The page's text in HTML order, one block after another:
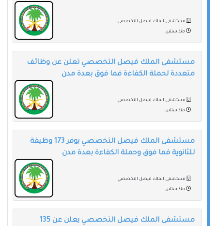
مستشفى الملك فيصل التخصصي
منذ سنتين
مستشفى الملك فيصل التخصصي تعلن عن وظائف
متعددة لحملة الكفاءة فما فوق بعدة مدن
مستشفى الملك فيصل التخصصي
منذ سنتين
مستشفى الملك فيصل التخصصي يوفر 173 وظيفة
للثانوية فما فوق وحملة الكفاءة بعدة مدن
مستشفى الملك فيصل التخصصي
منذ سنتين
مستشفى الملك فيصل التخصصي يعلن عن 135